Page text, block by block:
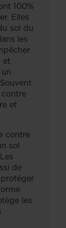
100%
Elles
sol du
les
et
et
contre
sol
de
les